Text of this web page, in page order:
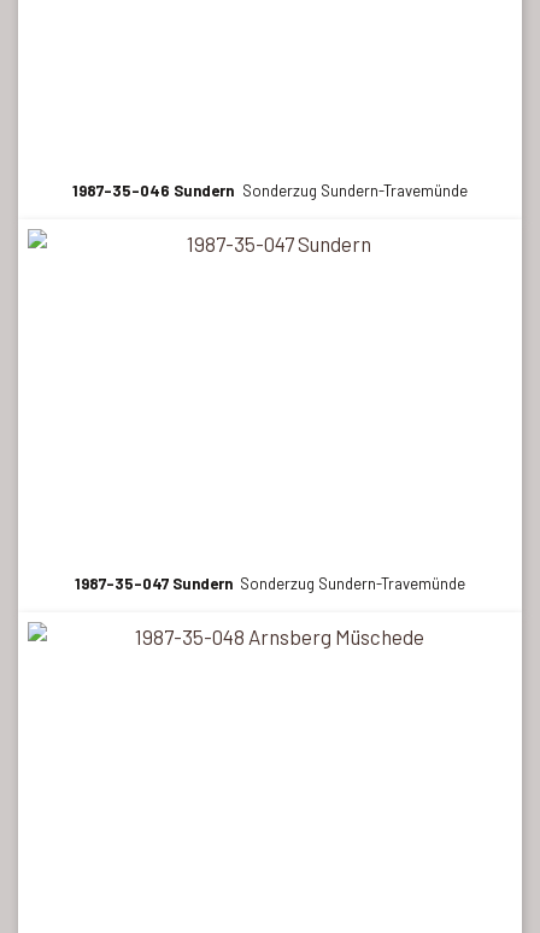
1987-35-046 Sundern Sonderzug Sundern-Travemünde
1987-35-047 Sundern Sonderzug Sundern-Travemünde